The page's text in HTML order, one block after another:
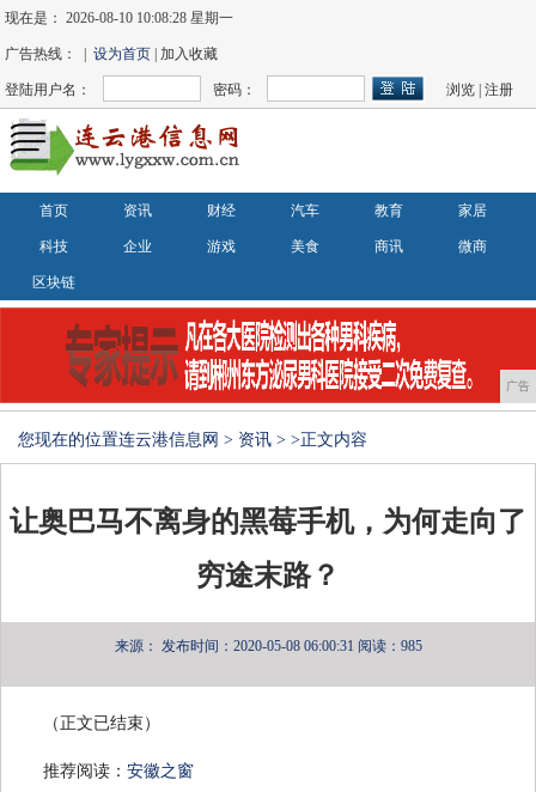
现在是：2026-08-10 10:08:28 星期一
广告热线： |设为首页 | 加入收藏
登陆用户名： 密码： 浏览 |注册
首页 资讯 财经 汽车 教育 家居
科技 企业 游戏 美食 商讯 微商
区块链
广告
您现在的位置连云港信息网 > 资讯 > >正文内容
让奥巴马不离身的黑莓手机，为何走向了
穷途末路？
来源： 发布时间：2020-05-08 06:00:31 阅读：985
（正文已结束）
推荐阅读： 安徽之窗